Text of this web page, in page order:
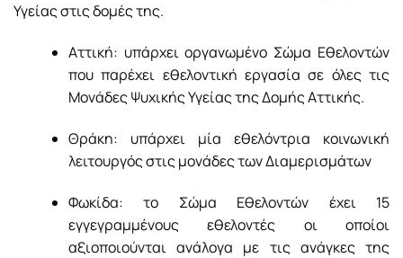
Υγείας στις δομές της.
Αττική: υπάρχει οργανωμένο Σώμα Εθελοντών
που παρέχει εθελοντική εργασία σε όλες τις
Μονάδες Ψυχικής Υγείας της Δομής Αττικής.
Θράκη: υπάρχει μία εθελόντρια κοινωνική
λειτουργός στις μονάδες των Διαμερισμάτων
Φωκίδα: το Σώμα Εθελοντών έχει 15
εγγεγραμμένους εθελοντές οι οποίοι
αξιοποιούνται ανάλογα με τις ανάγκες της